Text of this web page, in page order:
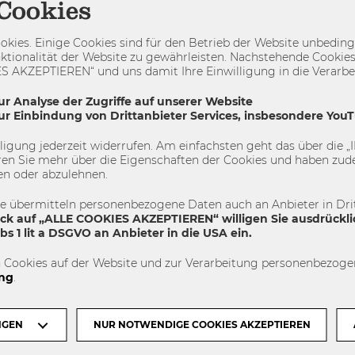
dich auch Interessieren
vor Wirtschaft und
und Uni-Abschluss: KADA
Einige Cookies sind für den Betrieb der Website
der Website zu gewährleisten. Nachstehende
AKZEPTIEREN“ und uns damit Ihre Einwilligung in die
Analyse der Zugriffe auf unserer Website
Einbindung von Drittanbieter Services, insbesondere
jederzeit widerrufen. Am einfachsten geht das über die
Sie mehr über die Eigenschaften der Cookies und haben
oder abzulehnen.
übermitteln personenbezogene Daten auch an Anbieter in
auf „ALLE COOKIES AKZEPTIEREN“ willigen Sie
1 lit a DSGVO an Anbieter in die USA ein.
auf der Website und zur Verarbeitung
NUR NOTWENDIGE COOKIES AKZEPTIEREN